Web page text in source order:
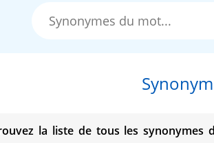
la liste de tous les synonymes